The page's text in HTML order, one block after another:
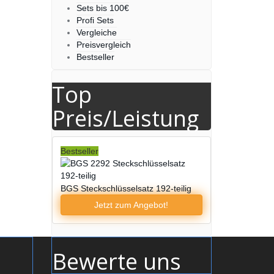
Sets bis 100€
Profi Sets
Vergleiche
Preisvergleich
Bestseller
Top
Preis/Leistung
Bestseller
BGS Steckschlüsselsatz 192-teilig
Jetzt zumAngebot!
Bewerte uns